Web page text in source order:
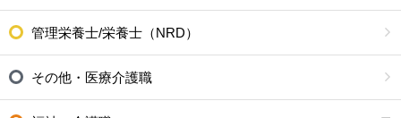
管理栄養士/栄養士（NRD）
その他・医療介護職